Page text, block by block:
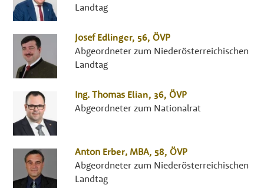
Landtag
Josef Edlinger, 56, ÖVP
Abgeordneter zum Niederösterreichischen
Landtag
Ing. Thomas Elian, 36, ÖVP
Abgeordneter zum Nationalrat
Anton Erber, MBA, 58, ÖVP
Abgeordneter zum Niederösterreichischen
Landtag